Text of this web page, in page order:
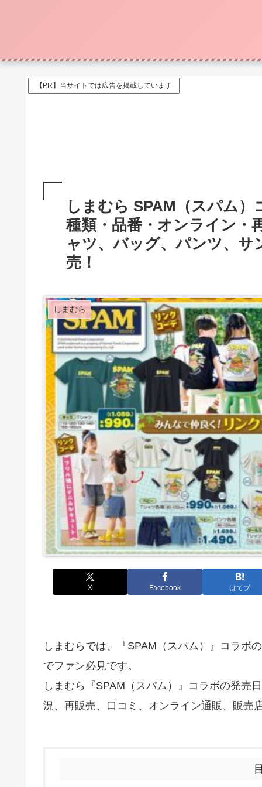
【PR】当サイトでは広告を掲載しています
しまむら SPAM（スパム
種類・品番・オンライン・
ャツ、バッグ、パンツ、サ
売！
しまむら
X Facebook はてブ
しまむらでは、『SPAM（スパム）』コラボ
でファン必見です。
しまむら『SPAM（スパム）』コラボの発売
況、再販売、口コミ、オンライン通販、販売